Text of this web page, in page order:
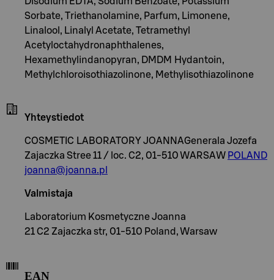
Sorbate, Triethanolamine, Parfum, Limonene,
Linalool, Linalyl Acetate, Tetramethyl
Acetyloctahydronaphthalenes,
Hexamethylindanopyran, DMDM Hydantoin,
Methylchloroisothiazolinone, Methylisothiazolinone
Yhteystiedot
COSMETIC LABORATORY JOANNAGenerala Jozefa
Zajaczka Stree 11 / loc. C2, 01-510 WARSAW POLAND
joanna@joanna.pl
Valmistaja
Laboratorium Kosmetyczne Joanna
21 C2 Zajaczka str, 01-510 Poland, Warsaw
EAN